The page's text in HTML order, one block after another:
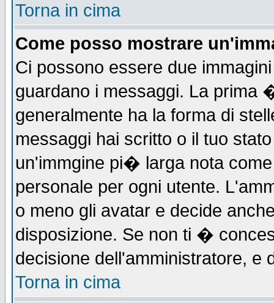
Torna in cima
Come posso mostrare
Ci possono essere due
guardano i messaggi. La prima
generalmente ha la forma di
messaggi hai scritto o il tuo
un'immgine pi� larga nota
personale per ogni utente.
o meno gli avatar e decide
disposizione. Se non ti �
decisione dell'amministratore, e
Torna in cima